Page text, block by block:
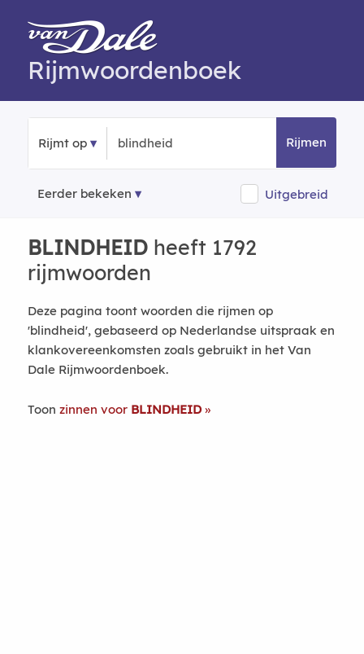
Rijmwoordenboek
Rijmt op Rijmen
Eerder bekeken Uitgebreid
BLINDHEIDheeft 1792
rijmwoorden
Deze pagina toont woorden die rijmen op
'blindheid', gebaseerd op Nederlandse uitspraak en
klankovereenkomsten zoals gebruikt in het Van
Dale Rijmwoordenboek.
Toon zinnen voor BLINDHEID